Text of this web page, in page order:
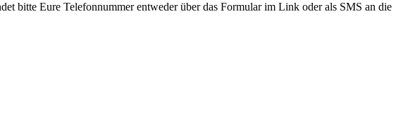
bitte Eure Telefonnummer entweder über das Formular im Link oder als SMS an die